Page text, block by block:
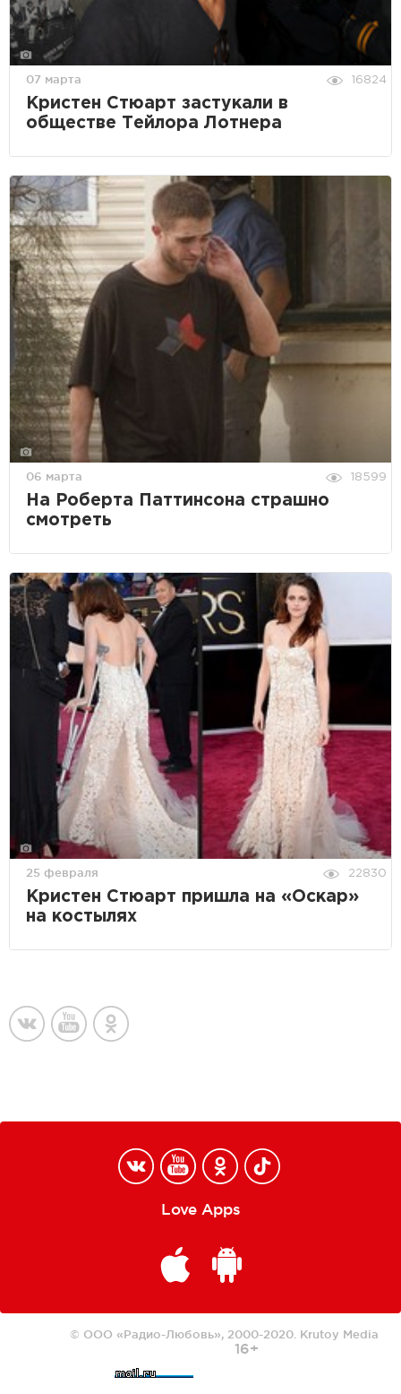
07 марта 16824
Кристен Стюарт застукали в
обществе Тейлора Лотнера
06 марта 18599
На Роберта Паттинсона страшно
смотреть
25 февраля 22830
Кристен Стюарт пришла на «Оскар»
на костылях
Love Apps
© ООО «Радио-Любовь», 2000-2020. Krutoy Media
16+